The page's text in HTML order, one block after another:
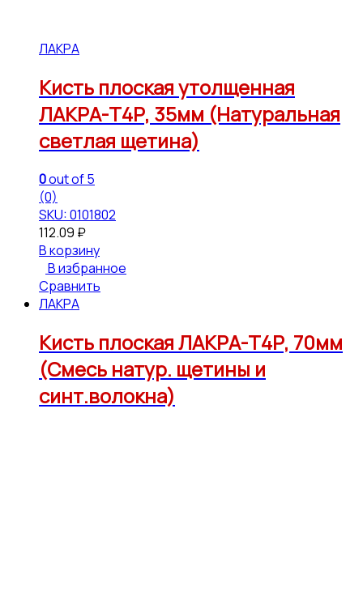
ЛАКРА
Кисть плоская утолщенная
ЛАКРА-Т4Р, 35мм (Натуральная
светлая щетина)
0out of 5
(0)
SKU: 0101802
112.09 ₽
В корзину
В избранное
Сравнить
ЛАКРА
Кисть плоская ЛАКРА-Т4Р, 70мм
(Смесь натур. щетины и
синт.волокна)